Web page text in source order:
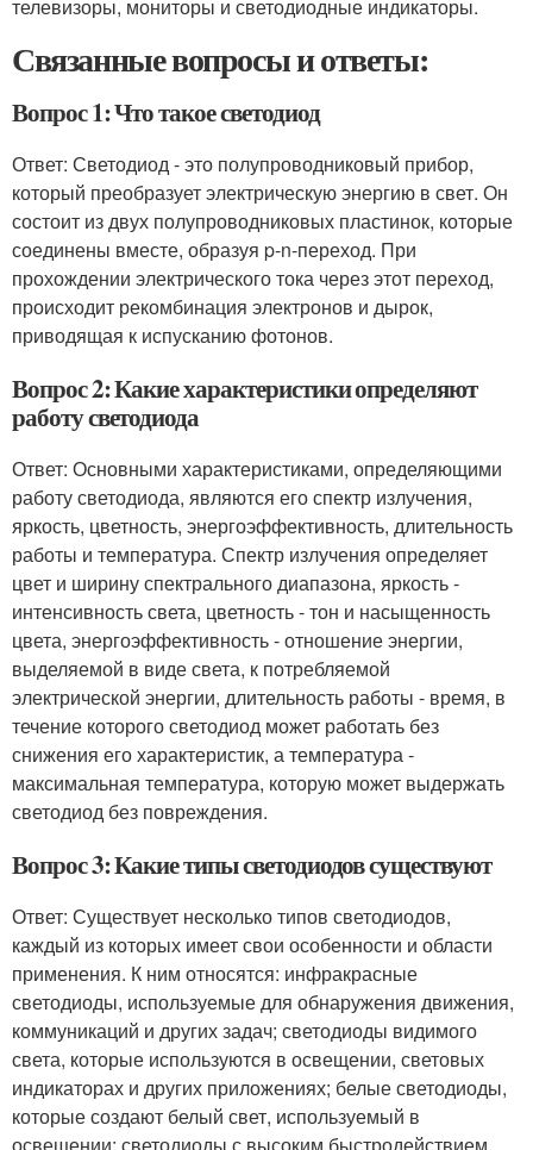
телевизоры, мониторы и светодиодные индикаторы.
Связанные вопросы и ответы:
Вопрос 1: Что такое светодиод
Ответ: Светодиод - это полупроводниковый прибор,
который преобразует электрическую энергию в свет. Он
состоит из двух полупроводниковых пластинок, которые
соединены вместе, образуя p-n-переход. При
прохождении электрического тока через этот переход,
происходит рекомбинация электронов и дырок,
приводящая к испусканию фотонов.
Вопрос 2: Какие характеристики определяют
работу светодиода
Ответ: Основными характеристиками, определяющими
работу светодиода, являются его спектр излучения,
яркость, цветность, энергоэффективность, длительность
работы и температура. Спектр излучения определяет
цвет и ширину спектрального диапазона, яркость -
интенсивность света, цветность - тон и насыщенность
цвета, энергоэффективность - отношение энергии,
выделяемой в виде света, к потребляемой
электрической энергии, длительность работы - время, в
течение которого светодиод может работать без
снижения его характеристик, а температура -
максимальная температура, которую может выдержать
светодиод без повреждения.
Вопрос 3: Какие типы светодиодов существуют
Ответ: Существует несколько типов светодиодов,
каждый из которых имеет свои особенности и области
применения. К ним относятся: инфракрасные
светодиоды, используемые для обнаружения движения,
коммуникаций и других задач; светодиоды видимого
света, которые используются в освещении, световых
индикаторах и других приложениях; белые светодиоды,
которые создают белый свет, используемый в